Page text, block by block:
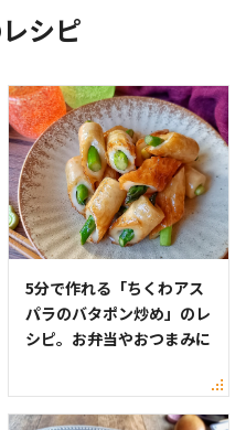
シピ
5分で作れる「ちくわアス
パラのバタポン炒め」のレ
シピ。お弁当やおつまみに